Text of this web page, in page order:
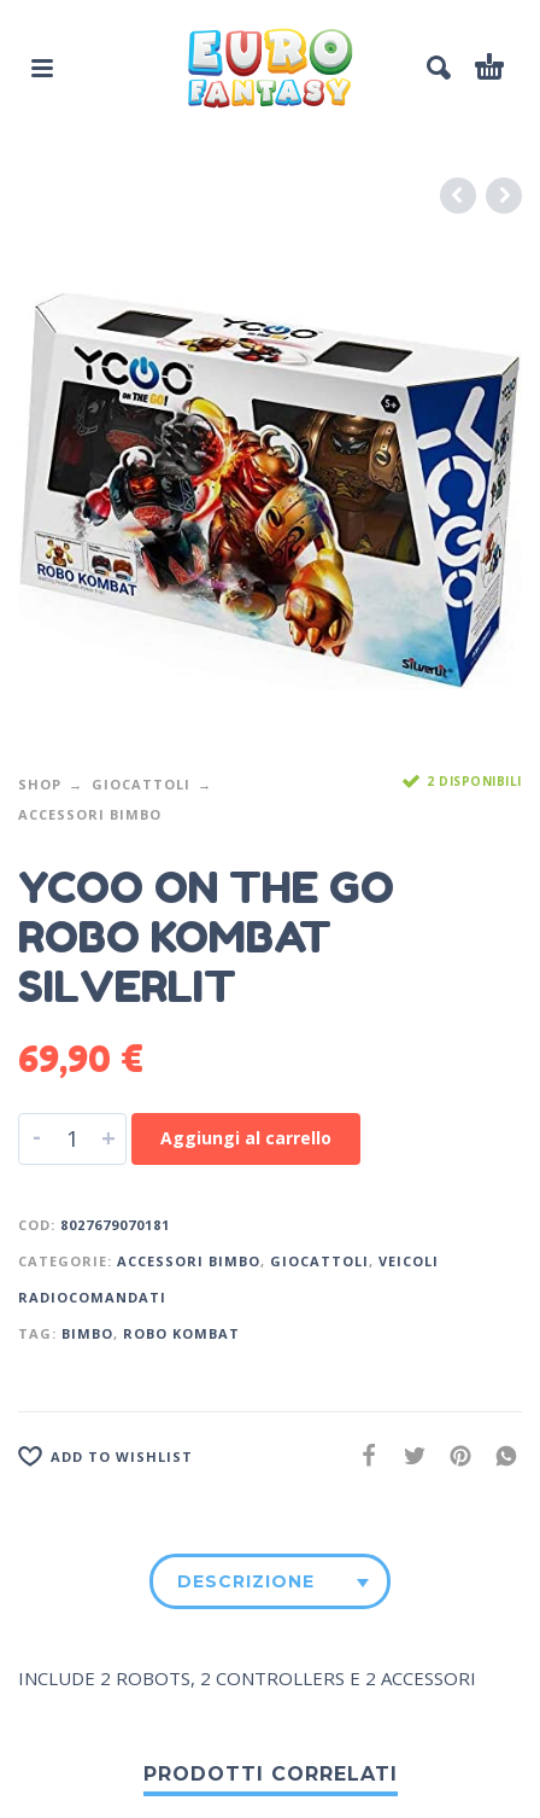
SHOP
GIOCATTOLI
ACCESSORI BIMBO
2 DISPONIBILI
YCOO ON THE GO
ROBO KOMBAT
SILVERLIT
69,90 €
- + Aggiungi al carrello
COD: 8027679070181
CATEGORIE: ACCESSORI BIMBO, GIOCATTOLI , VEICOLI
RADIOCOMANDATI
TAG: BIMBO, ROBO KOMBAT
ADD TO WISHLIST
DESCRIZIONE
INCLUDE 2 ROBOTS, 2 CONTROLLERS E 2 ACCESSORI
PRODOTTI CORRELATI